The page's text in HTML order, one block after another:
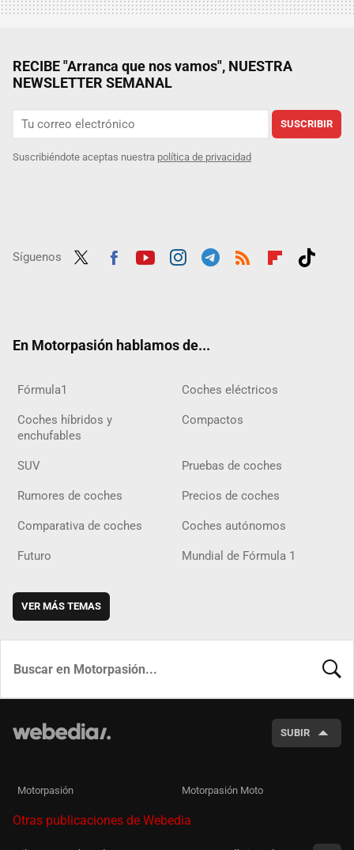
RECIBE "Arranca que nos vamos", NUESTRA
NEWSLETTER SEMANAL
SUSCRIBIR
Suscribiéndote aceptas nuestra política de privacidad
Síguenos
En Motorpasión hablamos de...
Fórmula1 Coches eléctricos
Coches híbridos y
enchufables
Compactos
SUV Pruebas de coches
Rumores de coches Precios de coches
Comparativa de coches Coches autónomos
Futuro Mundial de Fórmula 1
VER MÁS TEMAS
SUBIR
Motorpasión Motorpasión Moto
Otras publicaciones de Webedia